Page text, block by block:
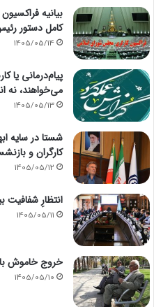
بیانیه
کامل دستور
1405/05/14
پیام‌درمانی یا
می‌خواهند، نه
1405/05/13
شستا در سایه
کارگران و
1405/05/12
انتظارِ شفافیت
1405/05/11
خروج خاموش
1405/05/10